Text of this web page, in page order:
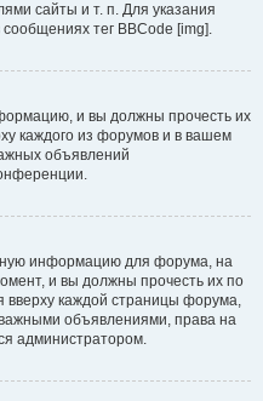
сайты и т. п. Для указания
тег BBCode [img].
и вы должны прочесть их
каждого из форумов и в вашем
объявлений
информацию для форума, на
и вы должны прочесть их по
каждой страницы форума,
объявлениями, права на
администратором.